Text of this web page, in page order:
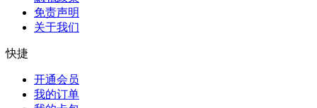
免责声明
关于我们
快捷
开通会员
我的订单